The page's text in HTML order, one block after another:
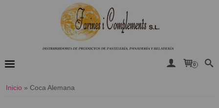
0
Inicio » Coca Alemana